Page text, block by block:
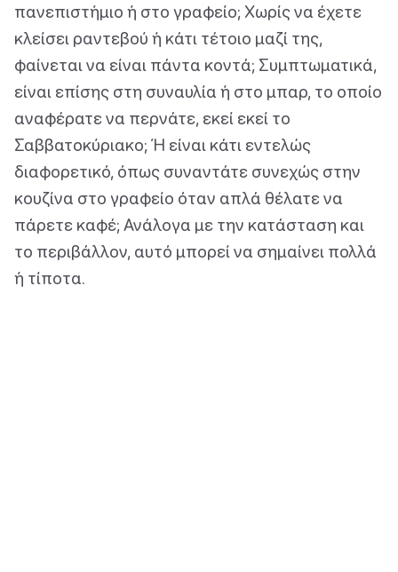
πανεπιστήμιο ή στο γραφείο; Χωρίς να έχετε
κλείσει ραντεβού ή κάτι τέτοιο μαζί της,
φαίνεται να είναι πάντα κοντά; Συμπτωματικά,
είναι επίσης στη συναυλία ή στο μπαρ, το οποίο
αναφέρατε να περνάτε, εκεί εκεί το
Σαββατοκύριακο; Ή είναι κάτι εντελώς
διαφορετικό, όπως συναντάτε συνεχώς στην
κουζίνα στο γραφείο όταν απλά θέλατε να
πάρετε καφέ; Ανάλογα με την κατάσταση και
το περιβάλλον, αυτό μπορεί να σημαίνει πολλά
ή τίποτα.